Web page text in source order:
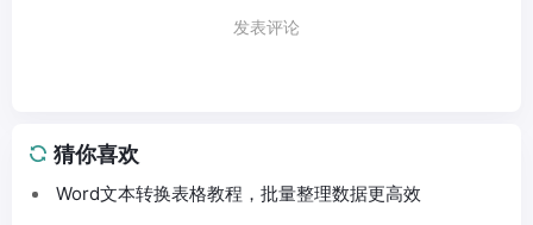
发表评论
猜你喜欢
Word文本转换表格教程，批量整理数据更高效